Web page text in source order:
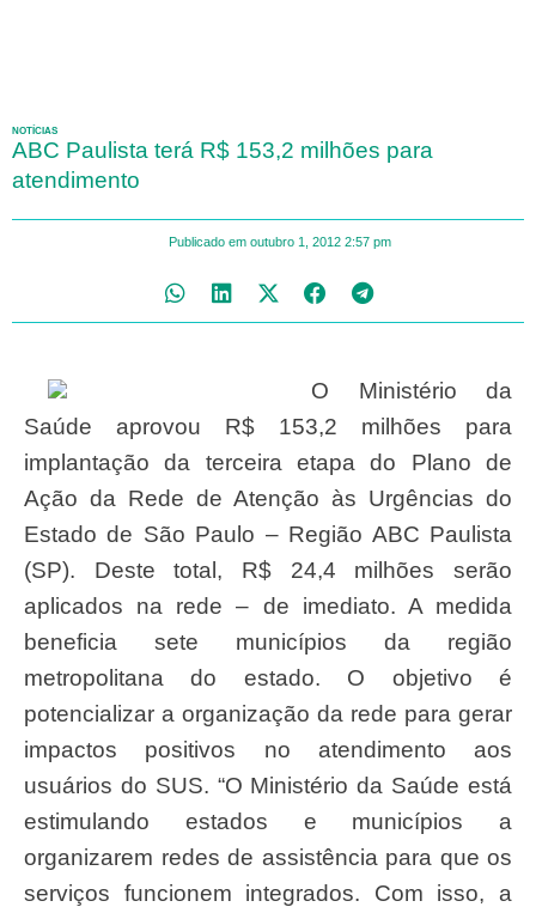
NOTÍCIAS
ABC Paulista terá R$ 153,2 milhões para
atendimento
Publicado em outubro 1, 2012 2:57 pm
O Ministério da
Saúde aprovou R$ 153,2 milhões para
implantação da terceira etapa do Plano de
Ação da Rede de Atenção às Urgências do
Estado de São Paulo – Região ABC Paulista
(SP). Deste total, R$ 24,4 milhões serão
aplicados na rede – de imediato. A medida
beneficia sete municípios da região
metropolitana do estado. O objetivo é
potencializar a organização da rede para gerar
impactos positivos no atendimento aos
usuários do SUS. “O Ministério da Saúde está
estimulando estados e municípios a
organizarem redes de assistência para que os
serviços funcionem integrados. Com isso, a